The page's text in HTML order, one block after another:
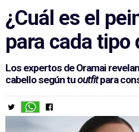
¿Cuál es el
para cada tipo
Los expertos de Oramai
cabello según tuoutfitpara